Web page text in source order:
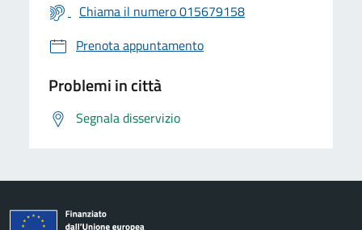
Chiama il numero 015679158
Prenota appuntamento
Problemi in città
Segnala disservizio